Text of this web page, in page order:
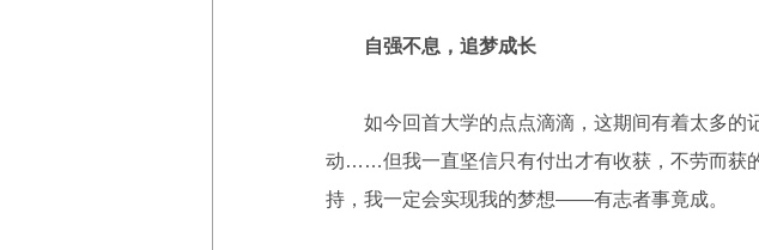
自强不息，追梦成长
如今回首大学的点点滴滴，这期间有着太多的
动……但我一直坚信只有付出才有收获，不劳而获
持，我一定会实现我的梦想——有志者事竟成。